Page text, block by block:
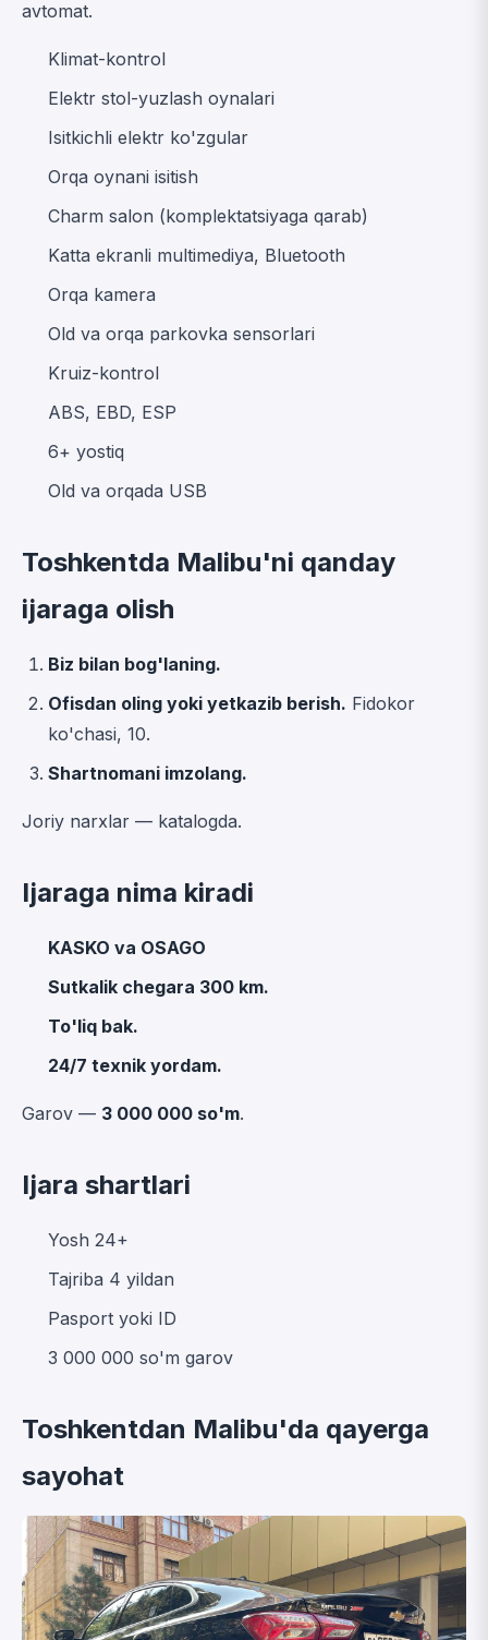
avtomat.
Klimat-kontrol
Elektr stol-yuzlash oynalari
Isitkichli elektr ko'zgular
Orqa oynani isitish
Charm salon (komplektatsiyaga qarab)
Katta ekranli multimediya, Bluetooth
Orqa kamera
Old va orqa parkovka sensorlari
Kruiz-kontrol
ABS, EBD, ESP
6+ yostiq
Old va orqada USB
Toshkentda Malibu'ni qanday
ijaraga olish
Biz bilan bog'laning.
Ofisdan oling yoki yetkazib berish. Fidokor
ko'chasi, 10.
Shartnomani imzolang.
Joriy narxlar — katalogda.
Ijaraga nima kiradi
KASKO va OSAGO
Sutkalik chegara 300 km.
To'liq bak.
24/7 texnik yordam.
Garov — 3 000 000 so'm.
Ijara shartlari
Yosh 24+
Tajriba 4 yildan
Pasport yoki ID
3 000 000 so'm garov
Toshkentdan Malibu'da qayerga
sayohat